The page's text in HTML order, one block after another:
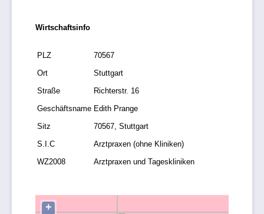
Wirtschaftsinfo
PLZ
70567
Ort
Stuttgart
Straße
Richterstr. 16
Geschäftsname Edith Prange
Sitz
70567, Stuttgart
S.I.C
Arztpraxen (ohne Kliniken)
WZ2008
Arztpraxen und Tageskliniken
+